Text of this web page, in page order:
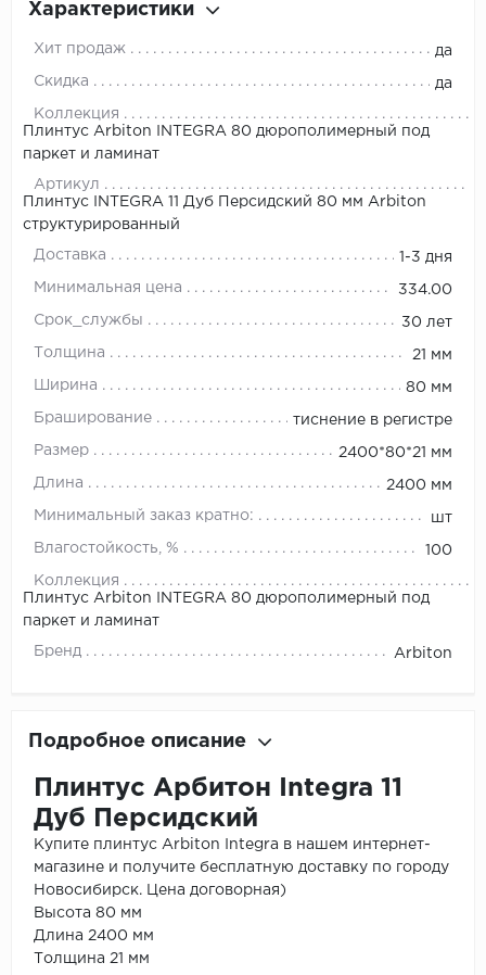
Характеристики
Хит продаж да
Скидка да
Коллекция
Плинтус Arbiton INTEGRA 80 дюрополимерный под
паркет и ламинат
Артикул
Плинтус INTEGRA 11 Дуб Персидский 80 мм Arbiton
структурированный
Доставка 1-3 дня
Минимальная цена 334.00
Срок_службы 30 лет
Толщина 21 мм
Ширина 80 мм
Браширование тиснение в регистре
Размер 2400*80*21 мм
Длина 2400 мм
Минимальный заказ кратно: шт
Влагостойкость, % 100
Коллекция
Плинтус Arbiton INTEGRA 80 дюрополимерный под
паркет и ламинат
Бренд Arbiton
Подробное описание
Плинтус Арбитон Integra 11
Дуб Персидский
Купите плинтус Arbiton Integra в нашем интернет-
магазине и получите бесплатную доставку по городу
Новосибирск. Цена договорная)
Высота 80 мм
Длина 2400 мм
Толщина 21 мм